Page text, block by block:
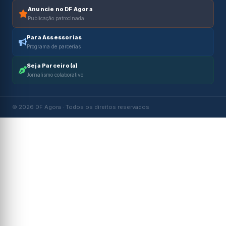
Anuncie no DF Agora
Publicação patrocinada
Para Assessorias
Programa de parcerias
Seja Parceiro(a)
Jornalismo colaborativo
© 2026 DF Agora · Todos os direitos reservados